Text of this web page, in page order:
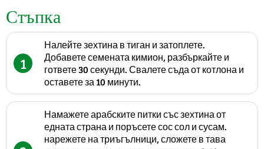
Стъпка
1
Налейте зехтина в тиган и затоплете.
Добавете семената кимион, разбъркайте и
гответе 30 секунди. Свалете съда от котлона и
оставете за 10 минути.
Намажете арабските питки със зехтина от
едната страна и поръсете сос сол и сусам.
нарежете на триъгълници, сложете в тава